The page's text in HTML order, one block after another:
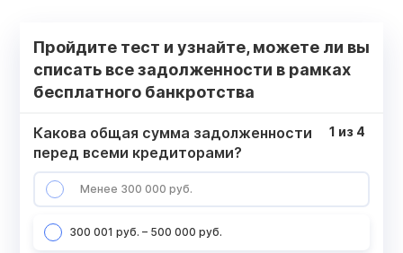
Пройдите тест и узнайте, можете ли вы
списать все задолженности в рамках
бесплатного банкротства
Какова общая сумма задолженности
перед всеми кредиторами?
Менее 300 000 руб.
300 001 руб. – 500 000 руб.
1 из 4